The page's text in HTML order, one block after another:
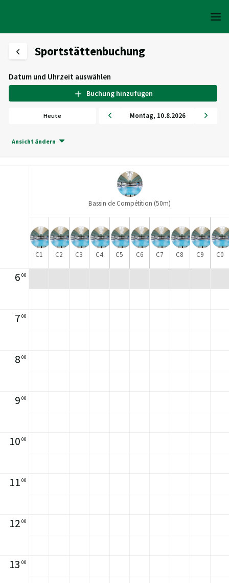
Sportstättenbuchung
Datum und Uhrzeit auswählen
Buchung hinzufügen
Heute Montag, 10.8.2026
Ansicht ändern
Bassin de Compétition (50m)
C1 C2 C3 C4 C5 C6 C7 C8 C9 C0
6 00
7 00
8 00
9 00
10 00
11 00
12 00
13 00